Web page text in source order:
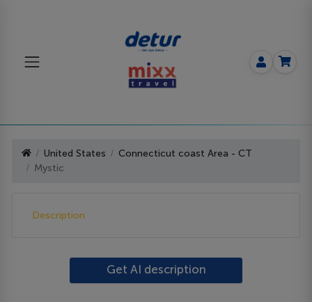
United States
Connecticut coast Area - CT
Mystic
Description
Get AI description